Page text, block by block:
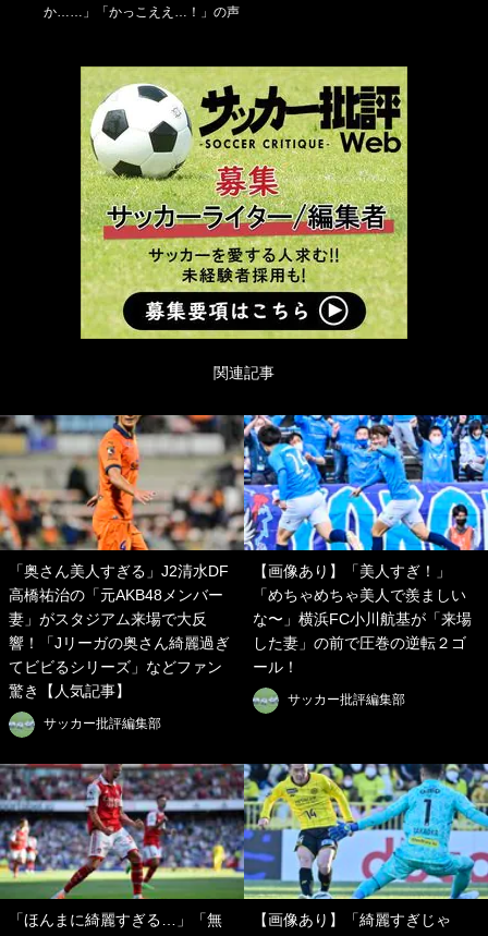
か……」「かっこええ…！」の声
関連記事
「奥さん美人すぎる」J2清水DF
高橋祐治の「元AKB48メンバー
妻」がスタジアム来場で大反
響！「Jリーガの奥さん綺麗過ぎ
てビビるシリーズ」などファン
驚き【人気記事】
サッカー批評編集部
【画像あり】「美人すぎ！」
「めちゃめちゃ美人で羨ましい
な〜」横浜FC小川航基が「来場
した妻」の前で圧巻の逆転２ゴ
ール！
サッカー批評編集部
「ほんまに綺麗すぎる…」「無
【画像あり】「綺麗すぎじゃ